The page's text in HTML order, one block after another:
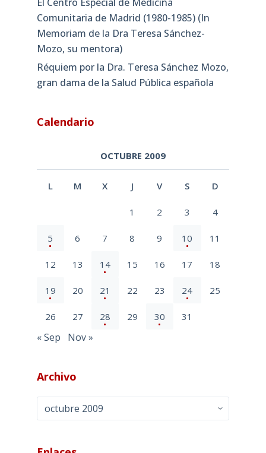
Comunitaria de Madrid (1980-1985) (In
Memoriam de la Dra Teresa Sánchez-
Mozo, su mentora)
Réquiem por la Dra. Teresa Sánchez Mozo,
gran dama de la Salud Pública española
Calendario
OCTUBRE 2009
L M X J V S D
1 2 3 4
5 6 7 8 9 10 11
12 13 14 15 16 17 18
19 20 21 22 23 24 25
26 27 28 29 30 31
« Sep Nov »
Archivo
Archivo